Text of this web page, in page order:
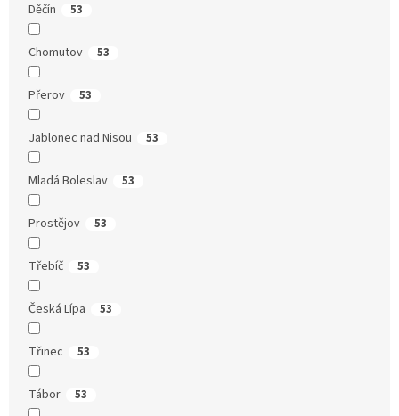
Děčín 53
Chomutov 53
Přerov 53
Jablonec nad Nisou 53
Mladá Boleslav 53
Prostějov 53
Třebíč 53
Česká Lípa 53
Třinec 53
Tábor 53